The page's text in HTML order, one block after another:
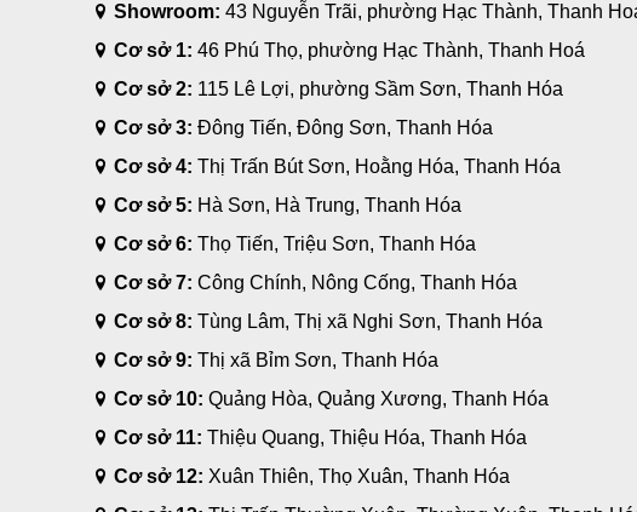
Showroom: 43 Nguyễn Trãi, phường Hạc Thành, Thanh
Cơ sở 1: 46 Phú Thọ, phường Hạc Thành, Thanh Hoá
Cơ sở 2: 115 Lê Lợi, phường Sầm Sơn, Thanh Hóa
Cơ sở 3: Đông Tiến, Đông Sơn, Thanh Hóa
Cơ sở 4: Thị Trấn Bút Sơn, Hoằng Hóa, Thanh Hóa
Cơ sở 5: Hà Sơn, Hà Trung, Thanh Hóa
Cơ sở 6: Thọ Tiến, Triệu Sơn, Thanh Hóa
Cơ sở 7: Công Chính, Nông Cống, Thanh Hóa
Cơ sở 8: Tùng Lâm, Thị xã Nghi Sơn, Thanh Hóa
Cơ sở 9: Thị xã Bỉm Sơn, Thanh Hóa
Cơ sở 10: Quảng Hòa, Quảng Xương, Thanh Hóa
Cơ sở 11: Thiệu Quang, Thiệu Hóa, Thanh Hóa
Cơ sở 12: Xuân Thiên, Thọ Xuân, Thanh Hóa